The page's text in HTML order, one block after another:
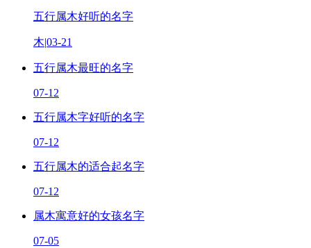
五行属木好听的名字
木|03-21
五行属木最旺的名字
07-12
五行属木字好听的名字
07-12
五行属木的适合起名字
07-12
属木寓意好的女孩名字
07-05